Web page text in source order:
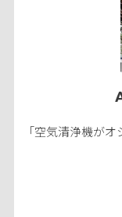
「空気清浄機が